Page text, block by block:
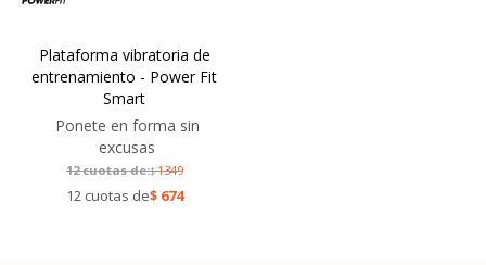
Plataforma vibratoria de
entrenamiento - Power Fit
Smart
Ponete en forma sin
excusas
12 cuotas de:$1349
12 cuotas de$ 674